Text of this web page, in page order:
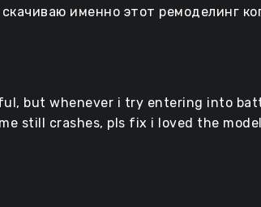
именно этот ремоделинг
but whenever i try entering into
still crashes, pls fix i loved the model